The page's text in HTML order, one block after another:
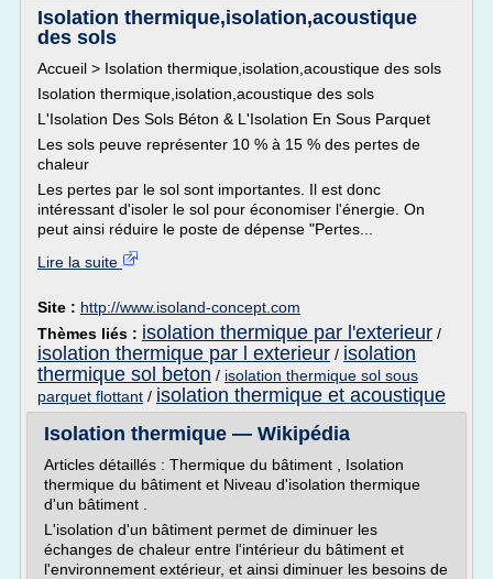
Isolation thermique,isolation,acoustique
des sols
Accueil > Isolation thermique,isolation,acoustique des sols
Isolation thermique,isolation,acoustique des sols
L'Isolation Des Sols Béton & L'Isolation En Sous Parquet
Les sols peuve représenter 10 % à 15 % des pertes de
chaleur
Les pertes par le sol sont importantes. Il est donc
intéressant d'isoler le sol pour économiser l'énergie. On
peut ainsi réduire le poste de dépense "Pertes...
Lire la suite
Site : http://www.isoland-concept.com
Thèmes liés : isolation thermique par l'exterieur /
isolation thermique par l exterieur / isolation
thermique sol beton / isolation thermique sol sous
parquet flottant / isolation thermique et acoustique
Isolation thermique — Wikipédia
Articles détaillés : Thermique du bâtiment , Isolation
thermique du bâtiment et Niveau d'isolation thermique
d'un bâtiment .
L'isolation d'un bâtiment permet de diminuer les
échanges de chaleur entre l'intérieur du bâtiment et
l'environnement extérieur, et ainsi diminuer les besoins de